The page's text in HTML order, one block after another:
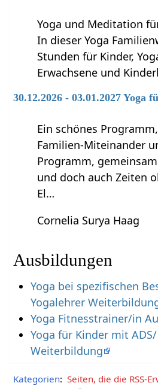
Yoga und Meditation
In dieser Yoga
Stunden für Kinder,
Erwachsene und
30.12.2026 - 03.01.2027 Yoga
Ein schönes
Familien-Miteinander
Programm,
und doch auch Zeiten
El…
Cornelia Surya Haag
Ausbildungen
Yoga bei spezifischen
Yogalehrer
Yoga Fitnesstrainer/in
Yoga für Kinder mit
Weiterbildung
Kategorien: Seiten, die die RSS-